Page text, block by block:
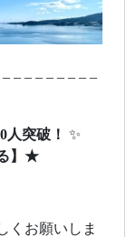
– – – – – – – –
人突破！ ✨
】 ★
くお願いしま